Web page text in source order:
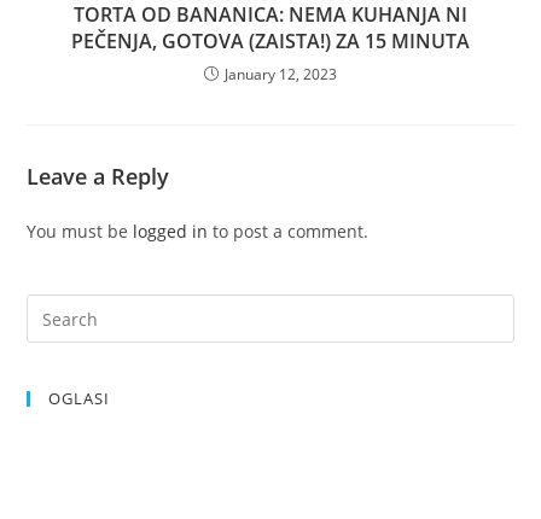
TORTA OD BANANICA: NEMA KUHANJA NI
PEČENJA, GOTOVA (ZAISTA!) ZA 15 MINUTA
January 12, 2023
Leave a Reply
You must be logged in to post a comment.
OGLASI